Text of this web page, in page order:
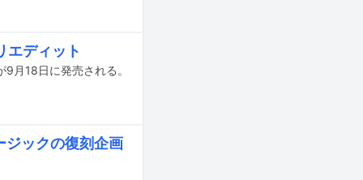
エディット
月18日に発売される。
ジックの復刻企画